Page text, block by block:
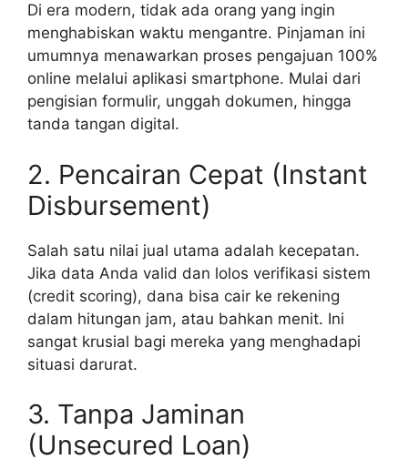
Di era modern, tidak ada orang yang ingin
menghabiskan waktu mengantre. Pinjaman ini
umumnya menawarkan proses pengajuan 100%
online melalui aplikasi smartphone. Mulai dari
pengisian formulir, unggah dokumen, hingga
tanda tangan digital.
2. Pencairan Cepat (Instant
Disbursement)
Salah satu nilai jual utama adalah kecepatan.
Jika data Anda valid dan lolos verifikasi sistem
(credit scoring), dana bisa cair ke rekening
dalam hitungan jam, atau bahkan menit. Ini
sangat krusial bagi mereka yang menghadapi
situasi darurat.
3. Tanpa Jaminan
(Unsecured Loan)